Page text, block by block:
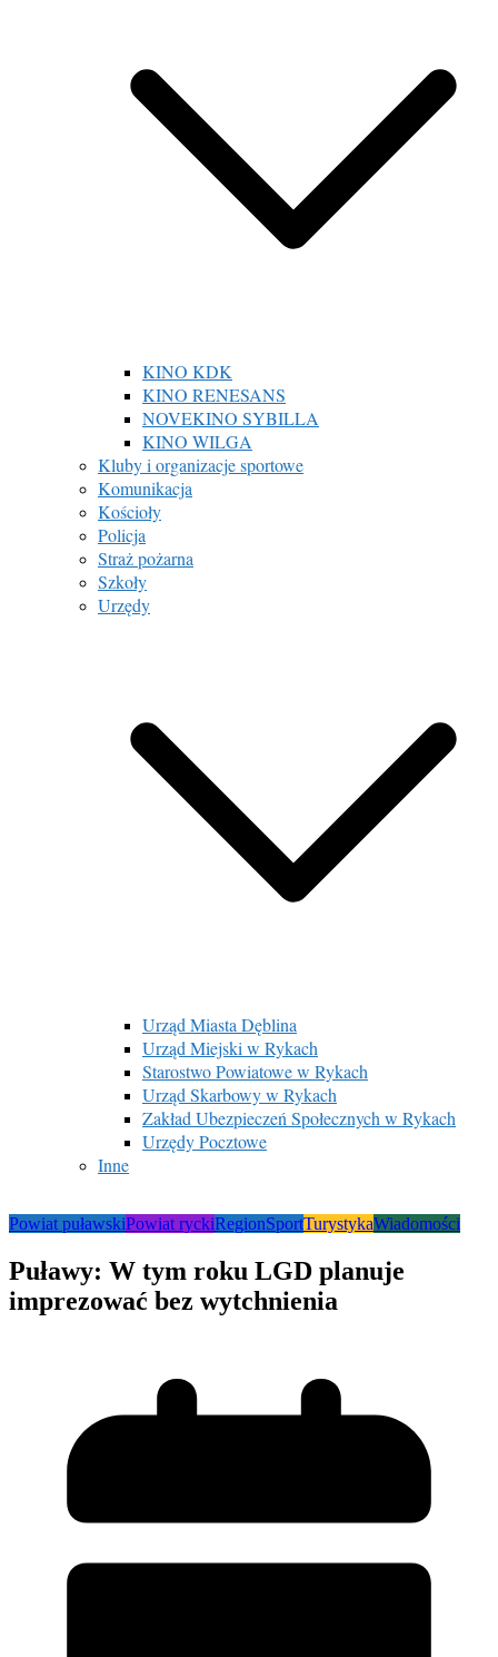
KINO KDK
KINO RENESANS
NOVEKINO SYBILLA
KINO WILGA
Kluby i organizacje sportowe
Komunikacja
Kościoły
Policja
Straż pożarna
Szkoły
Urzędy
Urząd Miasta Dęblina
Urząd Miejski w Rykach
Starostwo Powiatowe w Rykach
Urząd Skarbowy w Rykach
Zakład Ubezpieczeń Społecznych w Rykach
Urzędy Pocztowe
Inne
Powiat puławskiPowiat ryckiRegionSportTurystykaWiadomości
Puławy: W tym roku LGD planuje
imprezować bez wytchnienia